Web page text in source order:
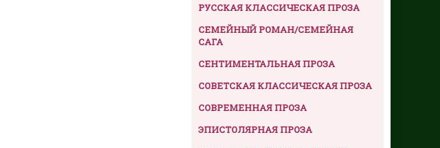
РУССКАЯ КЛАССИЧЕСКАЯ ПРОЗА
СЕМЕЙНЫЙ РОМАН/СЕМЕЙНАЯ
САГА
СЕНТИМЕНТАЛЬНАЯ ПРОЗА
СОВЕТСКАЯ КЛАССИЧЕСКАЯ ПРОЗА
СОВРЕМЕННАЯ ПРОЗА
ЭПИСТОЛЯРНАЯ ПРОЗА